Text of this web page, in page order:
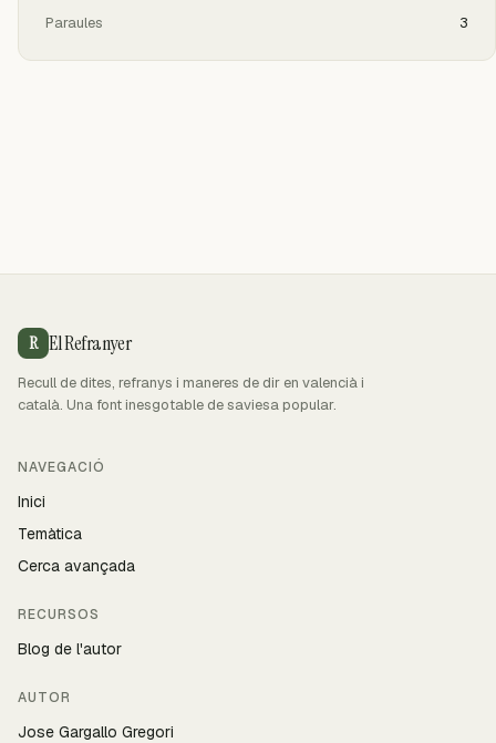
Paraules 3
R El Refranyer
Recull de dites, refranys i maneres de dir en valencià i
català. Una font inesgotable de saviesa popular.
NAVEGACIÓ
Inici
Temàtica
Cerca avançada
RECURSOS
Blog de l'autor
AUTOR
Jose Gargallo Gregori